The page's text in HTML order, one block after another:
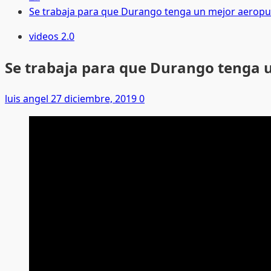
Se trabaja para que Durango tenga un mejor
videos 2.0
Se trabaja para que Durango tenga
luis angel 27 diciembre, 20190